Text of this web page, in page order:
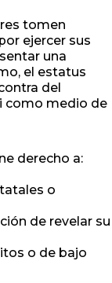
tomen
ejercer sus
una
el estatus
del
como medio de
derecho a:
o
de revelar su
o de bajo